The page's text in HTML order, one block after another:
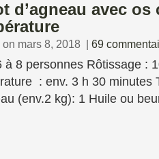
d’agneau avec
on mars 8, 2018 | 69
à 8 personnes Rôtissage :
: env. 3 h 30 minutes
(env.2 kg): 1 Huile ou